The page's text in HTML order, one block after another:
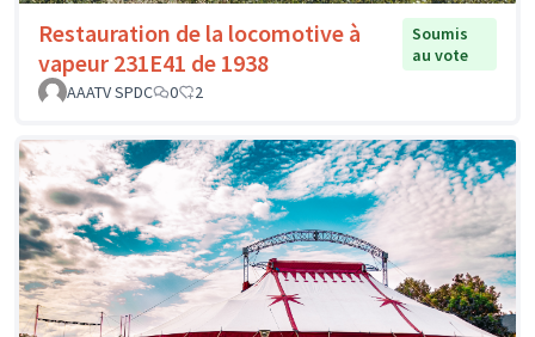
Restauration de la locomotive à
vapeur 231E41 de 1938
Soumis
au vote
AAATV SPDC
0 2